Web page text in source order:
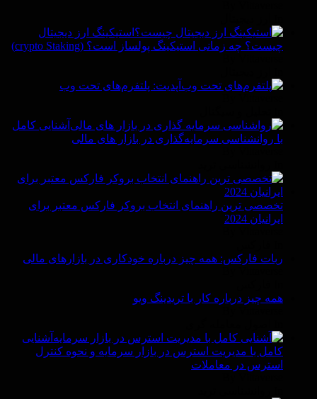
استیکینگ ارز دیجیتال
چیست؟ چه زمانی استیکینگ پولساز است؟ (crypto Staking)
آپدیت: پلتفرم‌های تحت وب
آشنایی کامل
با روانشناسی سرمایه‌گذاری در بازار های مالی
تخصصی ترین راهنمای انتخاب بروکر فارکس معتبر برای
ایرانیان 2024
ربات فارکس: همه چیز درباره خودکاری در بازارهای مالی
همه چیز درباره کار با تریدینگ ویو
آشنایی
کامل با مدیریت استرس در بازار سرمایه و نحوه کنترل
استرس در معاملات